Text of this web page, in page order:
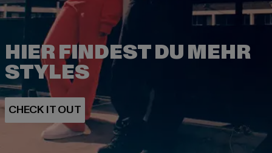
HIER FINDEST DU MEHR